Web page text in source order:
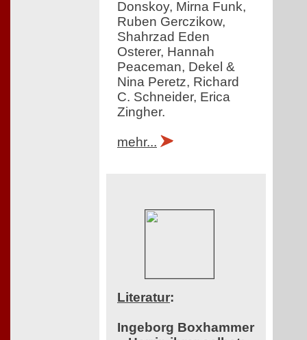
Donskoy, Mirna Funk,
Ruben Gerczikow,
Shahrzad Eden
Osterer, Hannah
Peaceman, Dekel &
Nina Peretz, Richard
C. Schneider, Erica
Zingher.
mehr...
Literatur:
Ingeborg Boxhammer